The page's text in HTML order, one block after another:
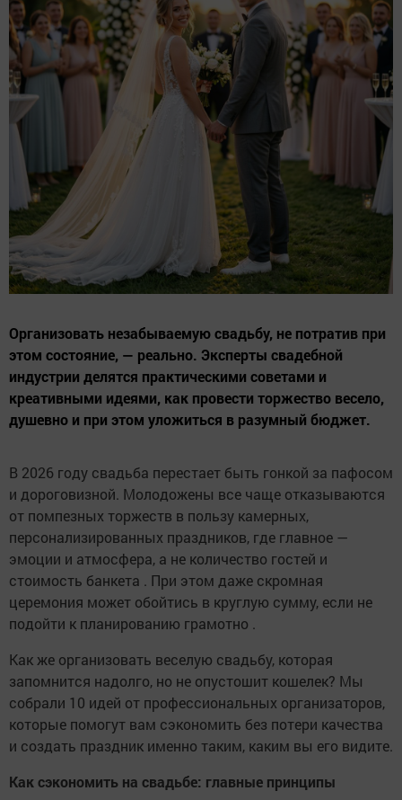
Организовать незабываемую свадьбу, не потратив при
этом состояние, — реально. Эксперты свадебной
индустрии делятся практическими советами и
креативными идеями, как провести торжество весело,
душевно и при этом уложиться в разумный бюджет.
В 2026 году свадьба перестает быть гонкой за пафосом
и дороговизной. Молодожены все чаще отказываются
от помпезных торжеств в пользу камерных,
персонализированных праздников, где главное —
эмоции и атмосфера, а не количество гостей и
стоимость банкета . При этом даже скромная
церемония может обойтись в круглую сумму, если не
подойти к планированию грамотно .
Как же организовать веселую свадьбу, которая
запомнится надолго, но не опустошит кошелек? Мы
собрали 10 идей от профессиональных организаторов,
которые помогут вам сэкономить без потери качества
и создать праздник именно таким, каким вы его видите.
Как сэкономить на свадьбе: главные принципы